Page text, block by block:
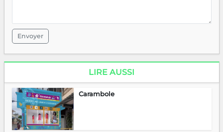
Envoyer
LIRE AUSSI
Carambole